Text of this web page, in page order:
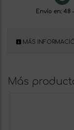
Envío en: 48 -
MÁS
Más